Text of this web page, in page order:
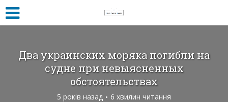
Два украинских моряка погибли на
судне при невыясненных
обстоятельствах
5 років назад 6 хвилин читання